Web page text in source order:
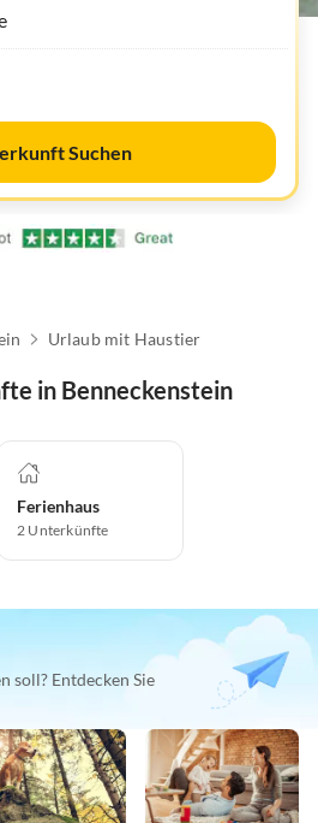
Suchen
Urlaub mit Haustier
in Benneckenstein
Ferienhaus
2 Unterkünfte
soll? Entdecken Sie